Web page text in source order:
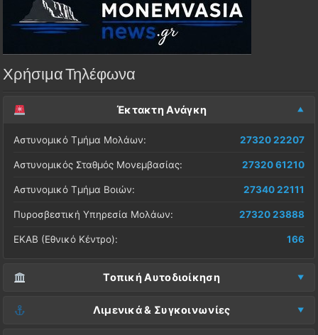
Χρήσιμα Τηλέφωνα
Έκτακτη Ανάγκη
Αστυνομικό Τμήμα Μολάων: 27320 22207
Αστυνομικός Σταθμός Μονεμβασίας: 27320 61210
Αστυνομικό Τμήμα Βοιών: 27340 22111
Πυροσβεστική Υπηρεσία Μολάων: 27320 23888
ΕΚΑΒ (Εθνικό Κέντρο): 166
Τοπική Αυτοδιοίκηση
Δήμος Μονεμβασίας (Έδρα):
Λιμενικά & Συγκοινωνίες